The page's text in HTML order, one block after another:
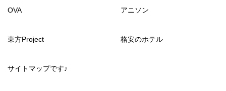
OVA アニソン
東方Project 格安のホテル
サイトマップです♪